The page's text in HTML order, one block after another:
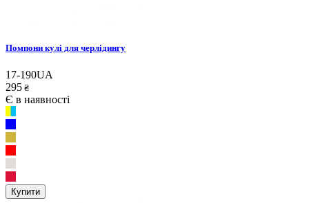
Помпони кулі для черлідингу
17-190UA
295 ₴
Є в наявності
Купити